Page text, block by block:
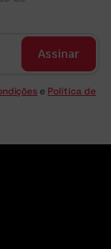
Assinar
e Política de